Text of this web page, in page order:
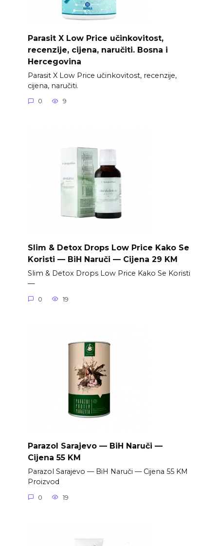
Parasit X Low Price učinkovitost,
recenzije, cijena, naručiti. Bosna i
Hercegovina
Parasit X Low Price učinkovitost, recenzije,
cijena, naručiti.
0 9
Slim & Detox Drops Low Price Kako Se
Koristi — BiH Naruči — Cijena 29 KM
Slim & Detox Drops Low Price Kako Se Koristi
—
0 19
Parazol Sarajevo — BiH Naruči —
Cijena 55 KM
Parazol Sarajevo — BiH Naruči — Cijena 55 KM
Proizvod
0 19